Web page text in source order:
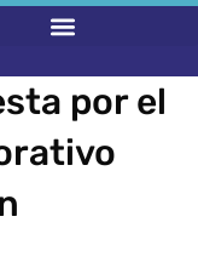
por el